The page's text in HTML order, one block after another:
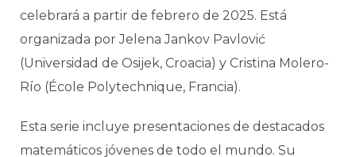
celebrará a partir de febrero de 2025. Está
organizada por Jelena Jankov Pavlović
(Universidad de Osijek, Croacia) y Cristina Molero-
Río (École Polytechnique, Francia).
Esta serie incluye presentaciones de destacados
matemáticos jóvenes de todo el mundo. Su